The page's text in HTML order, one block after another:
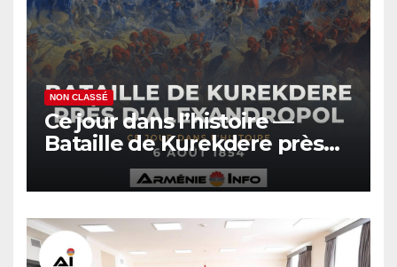
NON CLASSÉ
Ce jour dans l’histoire —
Bataille de Kurekdere près
d’Alexandropol